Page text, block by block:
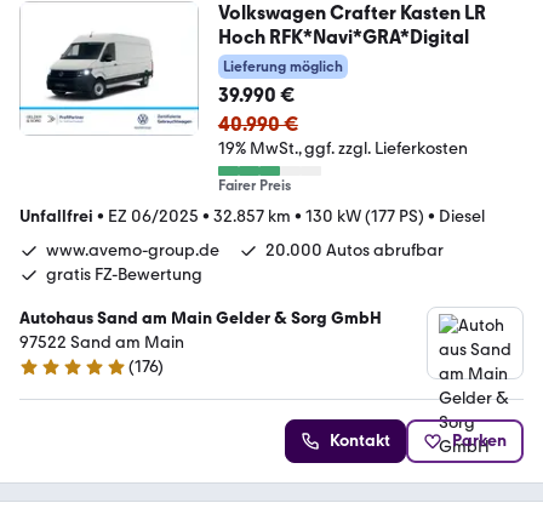
Volkswagen Crafter Kasten LR
Hoch RFK*Navi*GRA*Digital
Lieferung möglich
39.990 €
40.990 €
19% MwSt. ggf. zzgl. Lieferkosten
Fairer Preis
Unfallfrei • EZ 06/2025 • 32.857 km • 130 kW (177 PS) • Diesel
www.avemo-group.de
20.000 Autos abrufbar
gratis FZ-Bewertung
Autohaus Sand am Main Gelder & Sorg GmbH
97522 Sand am Main
4.8 Sterne
(176)
Kontakt Parken